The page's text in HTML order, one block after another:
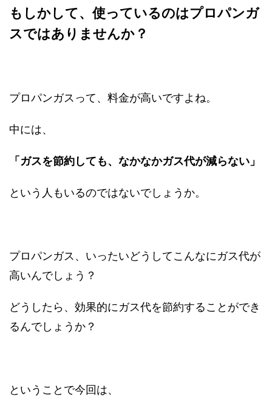
もしかして、使っているのはプロパンガ
スではありませんか？
プロパンガスって、料金が高いですよね。
中には、
「ガスを節約しても、なかなかガス代が減らない」
という人もいるのではないでしょうか。
プロパンガス、いったいどうしてこんなにガス代が
高いんでしょう？
どうしたら、効果的にガス代を節約することができ
るんでしょうか？
ということで今回は、